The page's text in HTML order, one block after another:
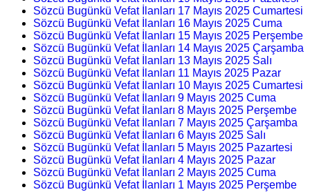
Sözcü Bugünkü Vefat İlanları 17 Mayıs 2025 Cumartesi
Sözcü Bugünkü Vefat İlanları 16 Mayıs 2025 Cuma
Sözcü Bugünkü Vefat İlanları 15 Mayıs 2025 Perşembe
Sözcü Bugünkü Vefat İlanları 14 Mayıs 2025 Çarşamba
Sözcü Bugünkü Vefat İlanları 13 Mayıs 2025 Salı
Sözcü Bugünkü Vefat İlanları 11 Mayıs 2025 Pazar
Sözcü Bugünkü Vefat İlanları 10 Mayıs 2025 Cumartesi
Sözcü Bugünkü Vefat İlanları 9 Mayıs 2025 Cuma
Sözcü Bugünkü Vefat İlanları 8 Mayıs 2025 Perşembe
Sözcü Bugünkü Vefat İlanları 7 Mayıs 2025 Çarşamba
Sözcü Bugünkü Vefat İlanları 6 Mayıs 2025 Salı
Sözcü Bugünkü Vefat İlanları 5 Mayıs 2025 Pazartesi
Sözcü Bugünkü Vefat İlanları 4 Mayıs 2025 Pazar
Sözcü Bugünkü Vefat İlanları 2 Mayıs 2025 Cuma
Sözcü Bugünkü Vefat İlanları 1 Mayıs 2025 Perşembe